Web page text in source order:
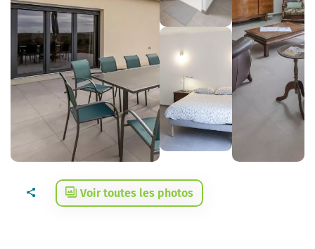
Voir toutes les photos